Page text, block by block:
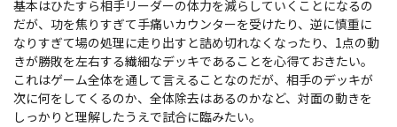
基本はひたすら相手リーダーの体力を減らしていくことになるの
だが、功を焦りすぎて手痛いカウンターを受けたり、逆に慎重に
なりすぎて場の処理に走り出すと詰め切れなくなったり、1点の動
きが勝敗を左右する繊細なデッキであることを心得ておきたい。
これはゲーム全体を通して言えることなのだが、相手のデッキが
次に何をしてくるのか、全体除去はあるのかなど、対面の動きを
しっかりと理解したうえで試合に臨みたい。